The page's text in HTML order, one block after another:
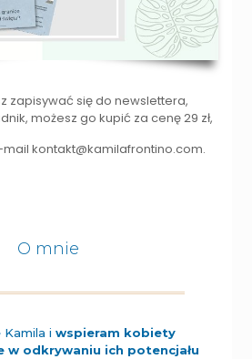
zapisywać się do newslettera,
możesz go kupić za cenę 29 zł,
kontakt@kamilafrontino.com.
O mnie
Kamila i wspieram kobiety
w odkrywaniu ich potencjału